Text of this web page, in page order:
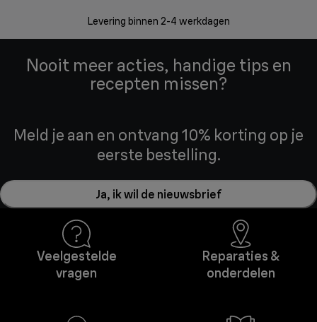
Levering binnen 2-4 werkdagen
Nooit meer acties, handige tips en
recepten missen?
Meld je aan en ontvang 10% korting op je
eerste bestelling.
Ja, ik wil de nieuwsbrief
Veelgestelde
vragen
Reparaties &
onderdelen